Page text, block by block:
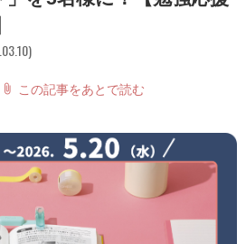
attach_file この記事をあとで読む